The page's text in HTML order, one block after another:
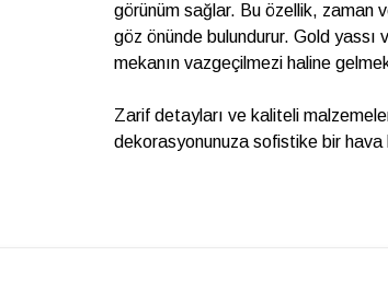
görünüm sağlar. Bu özellik, zaman
göz önünde bulundurur. Gold yassı
mekanın vazgeçilmezi haline
Zarif detayları ve kaliteli
dekorasyonunuza sofistike bir